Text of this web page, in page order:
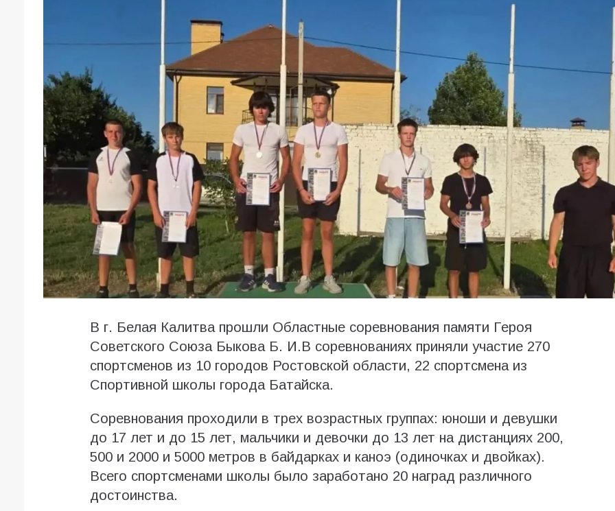
В г. Белая Калитва прошли Областные соревнования памяти Героя
Советского Союза Быкова Б. И.В соревнованиях приняли участие 270
спортсменов из 10 городов Ростовской области, 22 спортсмена из
Спортивной школы города Батайска.
Соревнования проходили в трех возрастных группах: юноши и девушки
до 17 лет и до 15 лет, мальчики и девочки до 13 лет на дистанциях 200,
500 и 2000 и 5000 метров в байдарках и каноэ (одиночках и двойках).
Всего спортсменами школы было заработано 20 наград различного
достоинства.